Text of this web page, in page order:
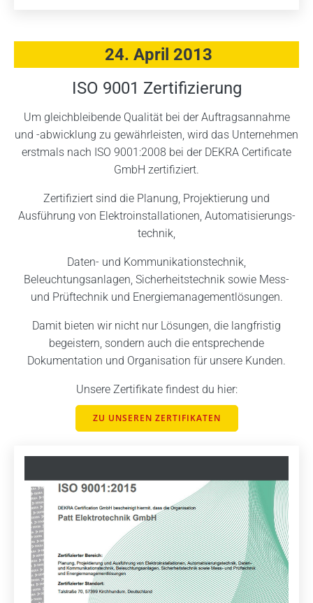
24. April 2013
ISO 9001 Zertifizierung
Um gleichbleibende Qualität bei der Auftragsannahme
und -abwicklung zu gewährleisten, wird das Unternehmen
erstmals nach ISO 9001:2008 bei der DEKRA Certificate
GmbH zertifiziert.
Zertifiziert sind die Planung, Projektierung und
Ausführung von Elektroinstallationen, Automatisierungs­
technik,
Daten- und Kommunikations­technik,
Beleuchtungsanlagen, Sicherheitstechnik sowie Mess-
und Prüftechnik und Energiemanagement­lösungen.
Damit bieten wir nicht nur Lösungen, die langfristig
begeistern, sondern auch die entsprechende
Dokumentation und Organisation für unsere Kunden.
Unsere Zertifikate findest du hier:
ZU UNSEREN ZERTIFIKATEN